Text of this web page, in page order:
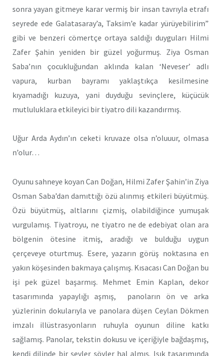
sonra yayan gitmeye karar vermiş bir insan tavrıyla etrafı
seyrede ede Galatasaray’a, Taksim’e kadar yürüyebilirim”
gibi ve benzeri cömertçe ortaya saldığı duyguları Hilmi
Zafer Şahin yeniden bir güzel yoğurmuş. Ziya Osman
Saba’nın çocukluğundan aklında kalan ‘Neveser’ adlı
vapura, kurban bayramı yaklaştıkça kesilmesine
kıyamadığı kuzuya, yani duyduğu sevinçlere, küçücük
mutluluklara etkileyici bir tiyatro dili kazandırmış.
Uğur Arda Aydın’ın ceketi kruvaze olsa n’oluuur, olmasa
n’olur…
Oyunu sahneye koyan Can Doğan, Hilmi Zafer Şahin’in Ziya
Osman Saba’dan damıttığı özü alınmış etkileri büyütmüş.
Özü büyütmüş, altlarını çizmiş, olabildiğince yumuşak
vurgulamış. Tiyatroyu, ne tiyatro ne de edebiyat olan ara
bölgenin ötesine itmiş, aradığı ve bulduğu uygun
çerçeveye oturtmuş. Esere, yazarın görüş noktasına en
yakın köşesinden bakmaya çalışmış. Kısacası Can Doğan bu
işi pek güzel başarmış. Mehmet Emin Kaplan, dekor
tasarımında yapaylığı aşmış, panoların ön ve arka
yüzlerinin dokularıyla ve panolara düşen Ceylan Dökmen
imzalı illüstrasyonların ruhuyla oyunun diline katkı
sağlamış. Panolar, tekstin dokusu ve içeriğiyle bağdaşmış,
kendi dilinde bir şeyler söyler hal almış. Işık tasarımında